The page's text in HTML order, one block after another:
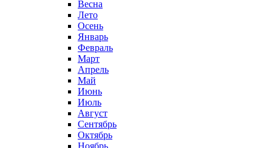
Весна
Лето
Осень
Январь
Февраль
Март
Апрель
Май
Июнь
Июль
Август
Сентябрь
Октябрь
Ноябрь